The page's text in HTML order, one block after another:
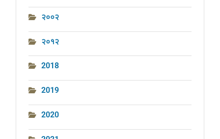
२००२
२०१२
2018
2019
2020